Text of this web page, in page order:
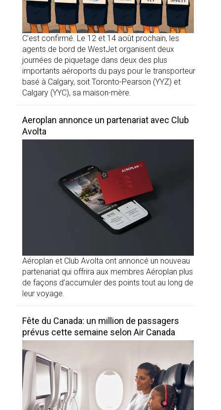
C’est confirmé. Le 12 et 14 août prochain, les
agents de bord de WestJet organisent deux
journées de piquetage dans deux des plus
importants aéroports du pays pour le transporteur
basé à Calgary, soit Toronto-Pearson (YYZ) et
Calgary (YYC), sa maison-mère.
Aeroplan annonce un partenariat avec Club
Avolta
Aéroplan et Club Avolta ont annoncé un nouveau
partenariat qui offrira aux membres Aéroplan plus
de façons d’accumuler des points tout au long de
leur voyage.
Fête du Canada: un million de passagers
prévus cette semaine selon Air Canada